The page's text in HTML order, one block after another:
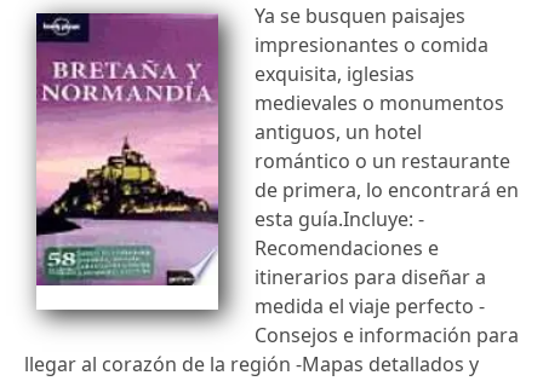
Ya se busquen paisajes
impresionantes o comida
exquisita, iglesias
medievales o monumentos
antiguos, un hotel
romántico o un restaurante
de primera, lo encontrará en
esta guía.Incluye: -
Recomendaciones e
itinerarios para diseñar a
medida el viaje perfecto -
Consejos e información para
llegar al corazón de la región -Mapas detallados y